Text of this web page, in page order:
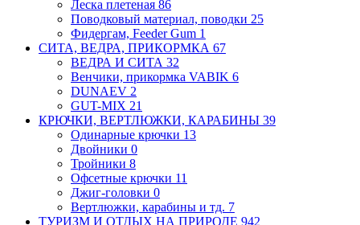
Леска плетеная 86
Поводковый материал, поводки 25
Фидергам, Feeder Gum 1
СИТА, ВЕДРА, ПРИКОРМКА 67
ВЕДРА И СИТА 32
Венчики, прикормка VABIK 6
DUNAEV 2
GUT-MIX 21
КРЮЧКИ, ВЕРТЛЮЖКИ, КАРАБИНЫ 39
Одинарные крючки 13
Двойники 0
Тройники 8
Офсетные крючки 11
Джиг-головки 0
Вертлюжки, карабины и тд. 7
ТУРИЗМ И ОТДЫХ НА ПРИРОДЕ 942